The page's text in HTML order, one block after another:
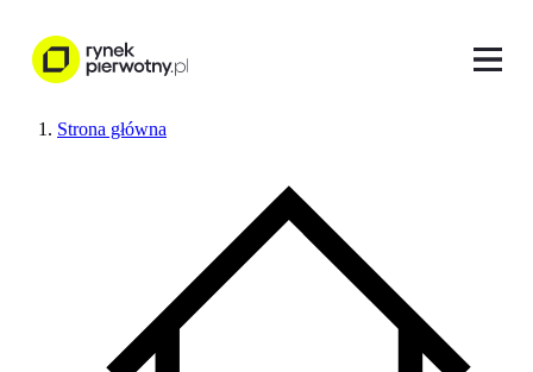
Strona główna